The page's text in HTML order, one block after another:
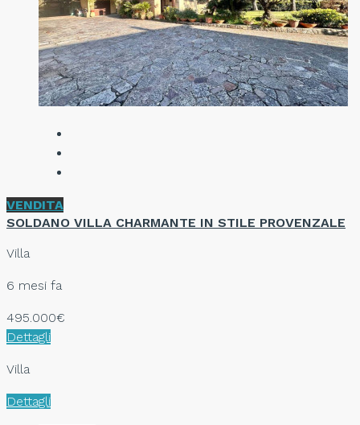
VENDITA
SOLDANO VILLA CHARMANTE IN STILE PROVENZALE
Villa
6 mesi fa
495.000€
Dettagli
Villa
Dettagli